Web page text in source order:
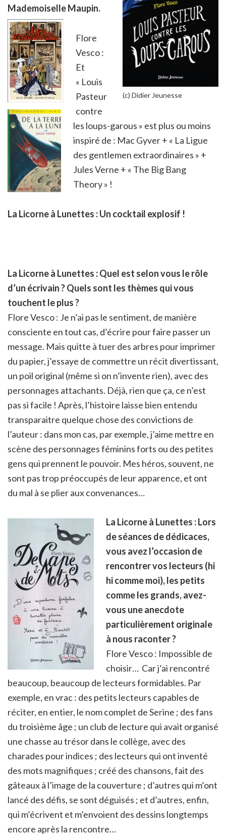
(c) Didier Jeunesse
Mademoiselle Maupin.
Flore
Vesco :
Et
« Louis
Pasteur
contre
les loups-garous » est plus ou moins
inspiré de : Mac Gyver + « La Ligue
des gentlemen extraordinaires » +
Jules Verne + « The Big Bang
Theory » !
La Licorne à Lunettes :Un cocktail explosif !
La Licorne à Lunettes : Quel est selon vous le rôle
d’un écrivain ? Quels sont les thèmes qui vous
touchent le plus ?
Flore Vesco : Je n’ai pas le sentiment, de manière
consciente en tout cas, d’écrire pour faire passer un
message. Mais quitte à tuer des arbres pour imprimer
du papier, j’essaye de commettre un récit divertissant,
un poil original (même si on n’invente rien), avec des
personnages attachants. Déjà, rien que ça, ce n’est
pas si facile ! Après, l’histoire laisse bien entendu
transparaitre quelque chose des convictions de
l’auteur : dans mon cas, par exemple, j’aime mettre en
scène des personnages féminins forts ou des petites
gens qui prennent le pouvoir. Mes héros, souvent, ne
sont pas trop préoccupés de leur apparence, et ont
du mal à se plier aux convenances…
La Licorne à Lunettes : Lors
de séances de dédicaces,
vous avez l’occasion de
rencontrer vos lecteurs (hi
hi comme moi), les petits
comme les grands, avez-
vous une anecdote
particulièrement originale
à nous raconter ?
Flore Vesco : Impossible de
choisir… Car j’ai rencontré
beaucoup, beaucoup de lecteurs formidables. Par
exemple, en vrac : des petits lecteurs capables de
réciter, en entier, le nom complet de Serine ; des fans
du troisième âge ; un club de lecture qui avait organisé
une chasse au trésor dans le collège, avec des
charades pour indices ; des lecteurs qui ont inventé
des mots magnifiques ; créé des chansons, fait des
gâteaux à l’image de la couverture ; d’autres qui m’ont
lancé des défis, se sont déguisés ; et d’autres, enfin,
qui m’écrivent et m’envoient des dessins longtemps
encore après la rencontre…